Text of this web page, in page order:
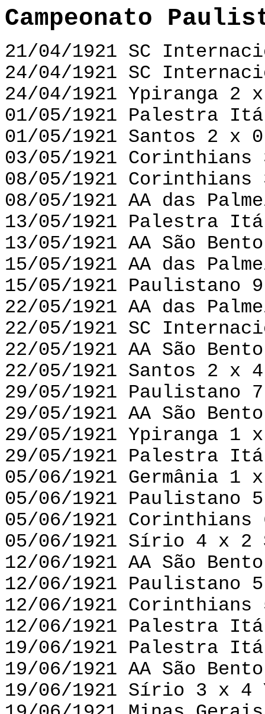
Campeonato
21/04/1921 SC
24/04/1921 SC
24/04/1921 Ypiranga 2
01/05/1921 Palestra
01/05/1921 Santos 2 x
03/05/1921 Corinthians
08/05/1921
08/05/1921 AA das
13/05/1921 Palestra
13/05/1921 AA São
15/05/1921 AA das
15/05/1921 Paulistano
22/05/1921 AA das
22/05/1921 SC
22/05/1921 AA São
22/05/1921 Santos 2
29/05/1921 Paulistano
29/05/1921 AA São
29/05/1921 Ypiranga 1
29/05/1921 Palestra
05/06/1921 Germânia 1
05/06/1921 Paulistano
05/06/1921 Corinthians
05/06/1921 Sírio 4 x 2
12/06/1921 AA São
12/06/1921 Paulistano
12/06/1921 Corinthians
12/06/1921 Palestra
19/06/1921 Palestra
19/06/1921 AA São
19/06/1921 Sírio 3 x 4